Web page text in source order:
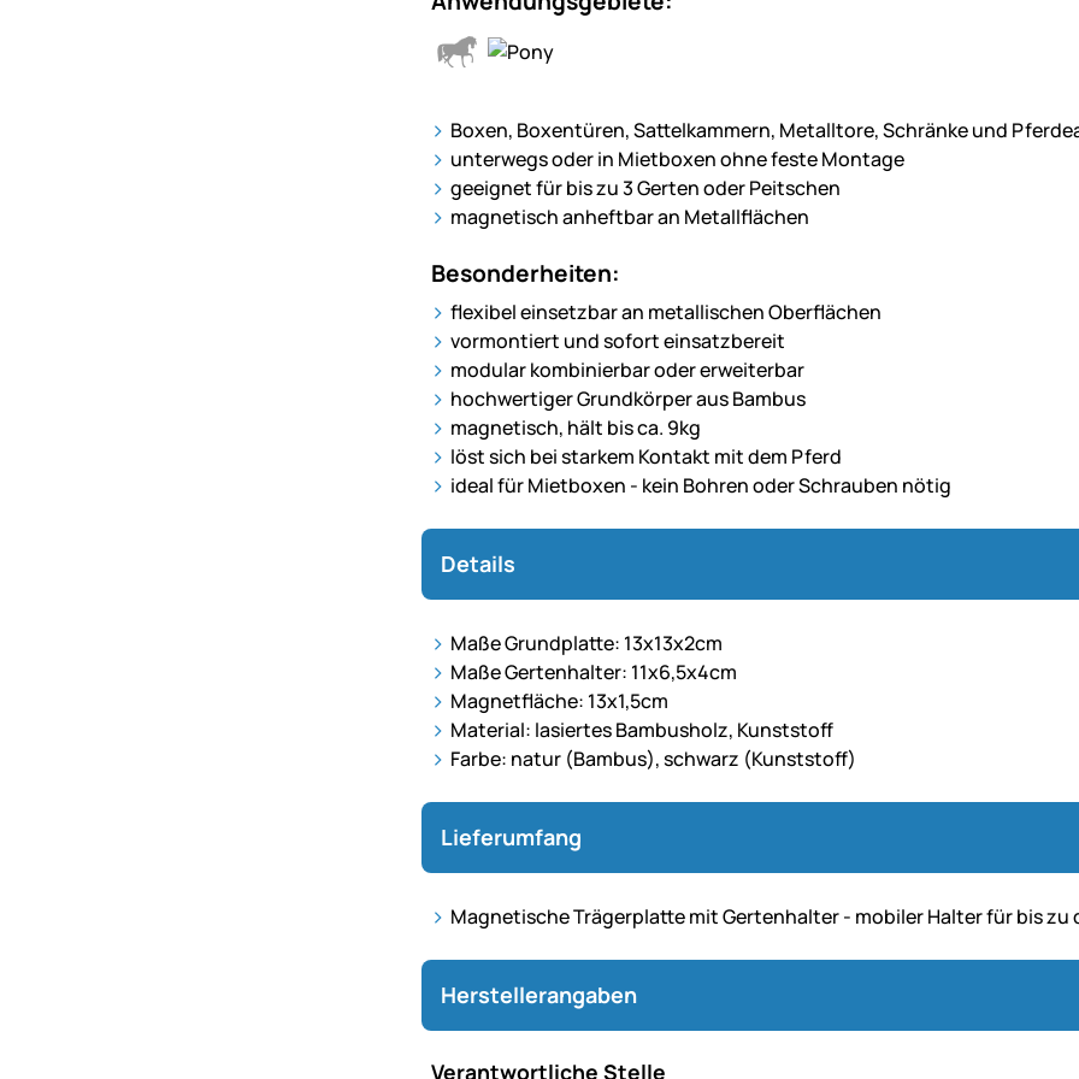
Boxen, Boxentüren, Sattelkammern, Metalltore, Schränke und
unterwegs oder in Mietboxen ohne feste Montage
geeignet für bis zu 3 Gerten oder Peitschen
magnetisch anheftbar an Metallflächen
Besonderheiten:
flexibel einsetzbar an metallischen Oberflächen
vormontiert und sofort einsatzbereit
modular kombinierbar oder erweiterbar
hochwertiger Grundkörper aus Bambus
magnetisch, hält bis ca. 9kg
löst sich bei starkem Kontakt mit dem Pferd
ideal für Mietboxen - kein Bohren oder Schrauben nötig
Details
Maße Grundplatte: 13x13x2cm
Maße Gertenhalter: 11x6,5x4cm
Magnetfläche: 13x1,5cm
Material: lasiertes Bambusholz, Kunststoff
Farbe: natur (Bambus), schwarz (Kunststoff)
Lieferumfang
Magnetische Trägerplatte mitGertenhalter- mobiler Halter für bis zu
Herstellerangaben
Verantwortliche Stelle